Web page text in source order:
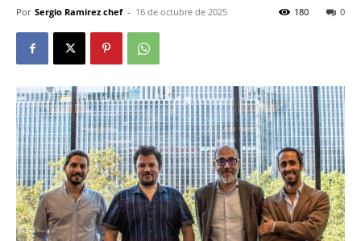
Por Sergio Ramirez chef - 16 de octubre de 2025 0
180